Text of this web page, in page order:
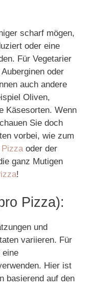
scharf mögen,
oder eine
Für Vegetarier
oder
auch andere
Oliven,
Käsesorten. Wenn
Sie doch
vorbei, wie zum
Pizzaoder der
ganz Mutigen
!
Pizza):
und
variieren. Für
eine
Hier ist
basierend auf den